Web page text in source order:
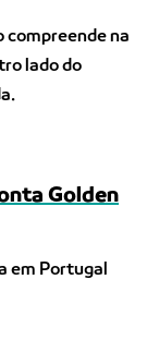
compreende na
lado do
Golden
em Portugal